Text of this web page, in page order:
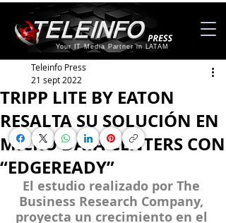
Your IT Media Partner in LATAM
TRIPP LITE BY EATON
RESALTA SU SOLUCIÓN EN
MICRO DATA CENTERS CON
“EDGEREADY”
Teleinfo Press
21 sept 2022
El estudio realizado por The
Business Research Company,
proyecta un crecimiento en el